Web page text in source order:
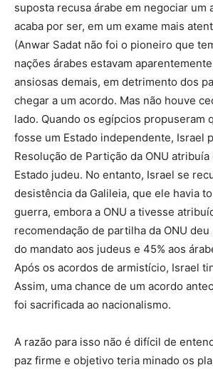
suposta recusa árabe em negociar um
acaba por ser, em um exame mais
(Anwar Sadat não foi o pioneiro que
nações árabes estavam
ansiosas demais, em detrimento dos
chegar a um acordo. Mas não houve
lado. Quando os egípcios propuseram
fosse um Estado independente, Israel
Resolução de Partição da ONU atribuía
Estado judeu. No entanto, Israel se
desistência da Galileia, que ele havia
guerra, embora a ONU a tivesse
recomendação de partilha da ONU
do mandato aos judeus e 45% aos
Após os acordos de armistício, Israel
Assim, uma chance de um acordo
foi sacrificada ao nacionalismo.
A razão para isso não é difícil de
paz firme e objetivo teria minado os